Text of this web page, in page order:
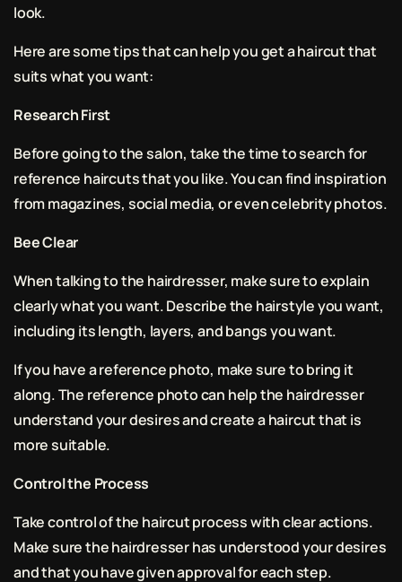
look.
Here are some tips that can help you get a haircut that
suits what you want:
Research First
Before going to the salon, take the time to search for
reference haircuts that you like. You can find inspiration
from magazines, social media, or even celebrity photos.
Bee Clear
When talking to the hairdresser, make sure to explain
clearly what you want. Describe the hairstyle you want,
including its length, layers, and bangs you want.
If you have a reference photo, make sure to bring it
along. The reference photo can help the hairdresser
understand your desires and create a haircut that is
more suitable.
Control the Process
Take control of the haircut process with clear actions.
Make sure the hairdresser has understood your desires
and that you have given approval for each step.